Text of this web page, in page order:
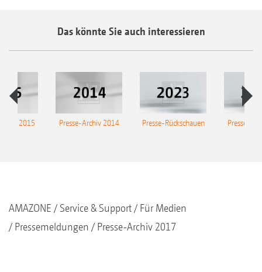
Das könnte Sie auch interessieren
2015 Presse-Archiv 2014 Presse-Rückschauen Presse-
AMAZONE Service & Support
Für Medien
Pressemeldungen
Presse-Archiv 2017